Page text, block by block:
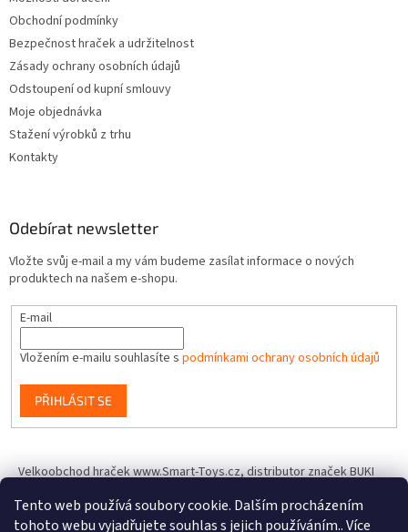
Tento web používá soubory cookie. Dalším procházením
tohoto webu vyjadřujete souhlas s jejich používáním.. Více
Obchodní podmínky
Bezpečnost hraček a udržitelnost
Zásady ochrany osobních údajů
Odstoupení od kupní smlouvy
Moje objednávka
Stažení výrobků z trhu
Kontakty
Odebírat newsletter
Vložte svůj e-mail a my vám budeme zasílat informace o nových
produktech na našem e-shopu.
E-mail
Vložením e-mailu souhlasíte s podmínkami ochrany osobních údajů
PŘIHLÁSIT SE
Velkoobchod hraček www.Smart-Toys.cz, distributor značek BUKI